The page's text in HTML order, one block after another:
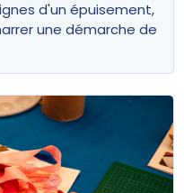
d'un épuisement,
une démarche de